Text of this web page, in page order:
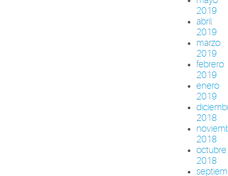
2019
abril
2019
marzo
2019
febrero
2019
enero
2019
2018
2018
octubre
2018